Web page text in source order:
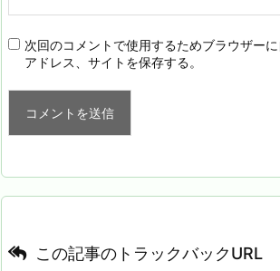
次回のコメントで使用するためブラウザー
アドレス、サイトを保存する。
この記事のトラックバックURL